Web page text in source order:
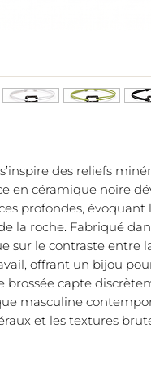
des reliefs
en céramique noire
profondes, évoquant
la roche. Fabriqué
sur le contraste entre
offrant un bijou
brossée capte
masculine
et les textures